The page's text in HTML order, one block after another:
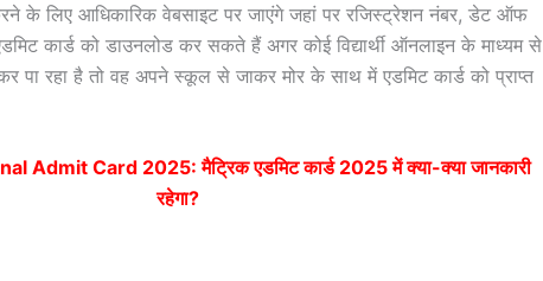
करने के लिए आधिकारिक वेबसाइट पर जाएंगे जहां पर रजिस्ट्रेशन नंबर, डेट ऑफ
कार्ड को डाउनलोड कर सकते हैं अगर कोई विद्यार्थी ऑनलाइन के माध्यम से
पा रहा है तो वह अपने स्कूल से जाकर मोर के साथ में एडमिट कार्ड को प्राप्त
Admit Card 2025: मैट्रिक एडमिट कार्ड 2025 मेंक्या-क्या जानकारी
रहेगा?